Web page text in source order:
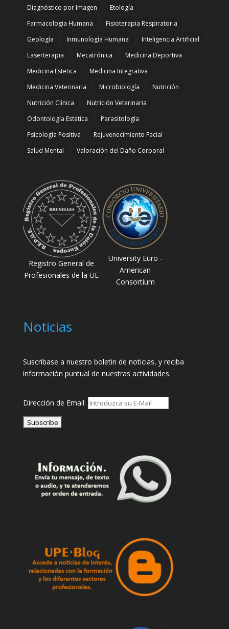
Diagnóstico por Imagen
Etología
Farmacologia Humana
Fisioterapia Respiratoria
Geología
Inmunología Humana
Inteligencia Artificial
Laserterapia
Mecatrónica
Medicina Deportiva
Medicina Estetica
Medicina Integrativa
Medicina Veterinaria
Microbiología
Nutrición
Nutrición Clínica
Nutrición Veterinaria
Odontología Estética
Parasitología
Psicología Positiva
Rejuvenecimiento Facial
Salud Mental
Valoración del Daño Corporal
Registro General de
Profesionales de la UE
University Euro -
American
Consortium
Noticias
Suscribase a nuestro boletin de noticias, y reciba
información puntual de nuestras actividades.
Dirección de Email: